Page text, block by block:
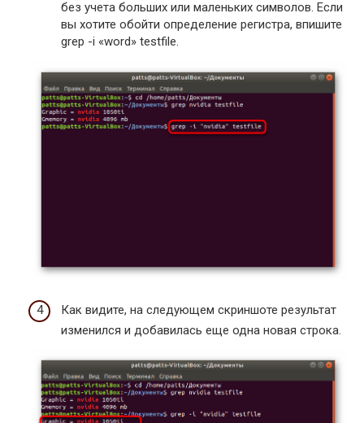
без учета больших или маленьких символов. Если
вы хотите обойти определение регистра, впишите
grep -i «word» testfile.
Как видите, на следующем скриншоте результат
изменился и добавилась еще одна новая строка.